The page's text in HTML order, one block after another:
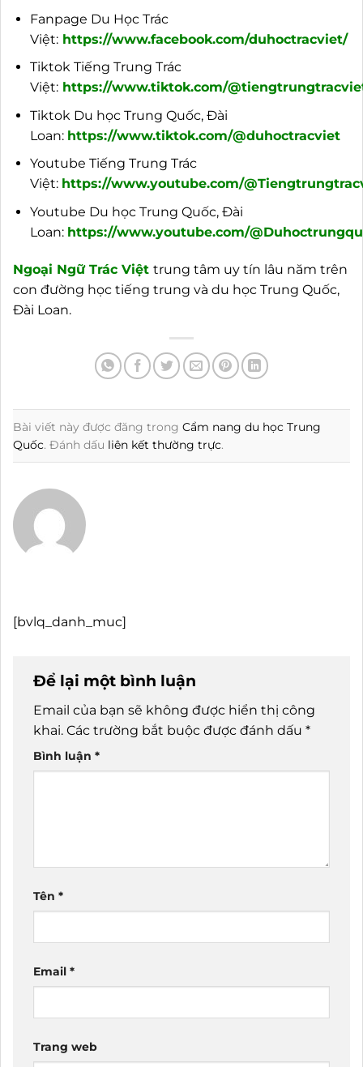
Fanpage Du Học Trác
Việt: https://www.facebook.com/duhoctracviet/
Tiktok Tiếng Trung Trác
Việt: https://www.tiktok.com/
Tiktok Du học Trung Quốc, Đài
Loan: https://www.tiktok.com/@duhoctracviet
Youtube Tiếng Trung Trác
Việt: https://www.youtube.com/
Youtube Du học Trung Quốc, Đài
Loan: https://www.youtube.com/
Ngoại Ngữ Trác Việt trung tâm uy tín lâu năm trên
con đường học tiếng trung và du học Trung Quốc,
Đài Loan.
Bài viết này được đăng trong Cẩm nang du học Trung
Quốc. Đánh dấu liên kết thường trực.
[bvlq_danh_muc]
Để lại một bình luận
Email của bạn sẽ không được hiển thị công
khai. Các trường bắt buộc được đánh dấu *
Bình luận *
Tên *
Email *
Trang web